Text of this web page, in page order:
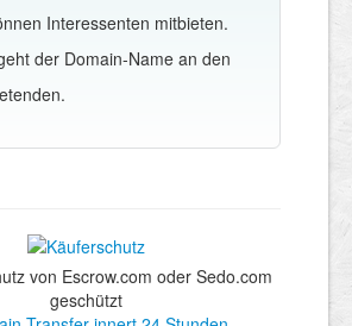
Interessenten mitbieten.
der Domain-Name an den
von Escrow.com oder Sedo.com
geschützt